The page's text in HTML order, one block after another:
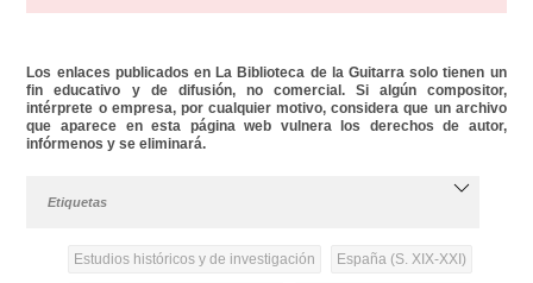
Los enlaces publicados en La Biblioteca de la Guitarra solo tienen un
fin educativo y de difusión, no comercial. Si algún compositor,
intérprete o empresa, por cualquier motivo, considera que un archivo
que aparece en esta página web vulnera los derechos de autor,
infórmenos y se eliminará.
Etiquetas
Estudios históricos y de investigación España (S. XIX-XXI)